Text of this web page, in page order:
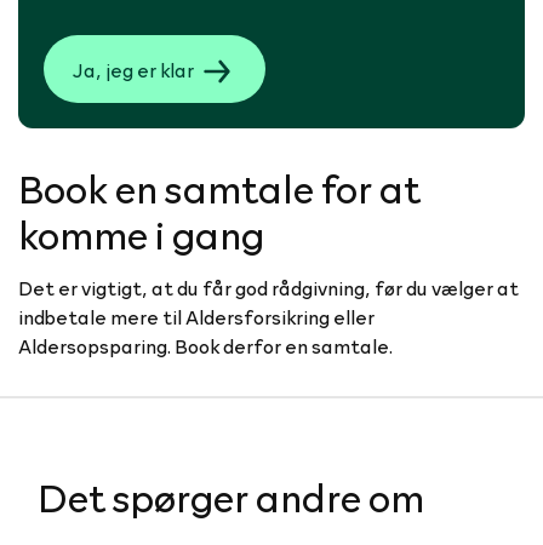
Ja, jeg er klar
Book en samtale for at
komme i gang
Det er vigtigt, at du får god rådgivning, før du vælger at
indbetale mere til Aldersforsikring eller
Aldersopsparing. Book derfor en samtale.
Det spørger andre om